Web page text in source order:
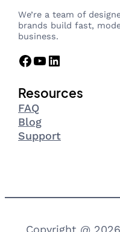
We’re a team of
brands build fast,
business.
Facebook YouTube LinkedIn
Resources
FAQ
Blog
Support
Copyright @